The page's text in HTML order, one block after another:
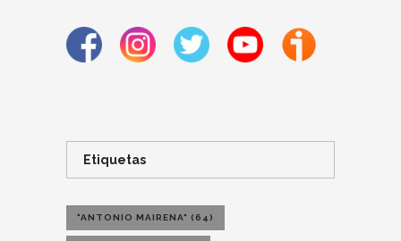
Etiquetas
"ANTONIO MAIRENA" (64)